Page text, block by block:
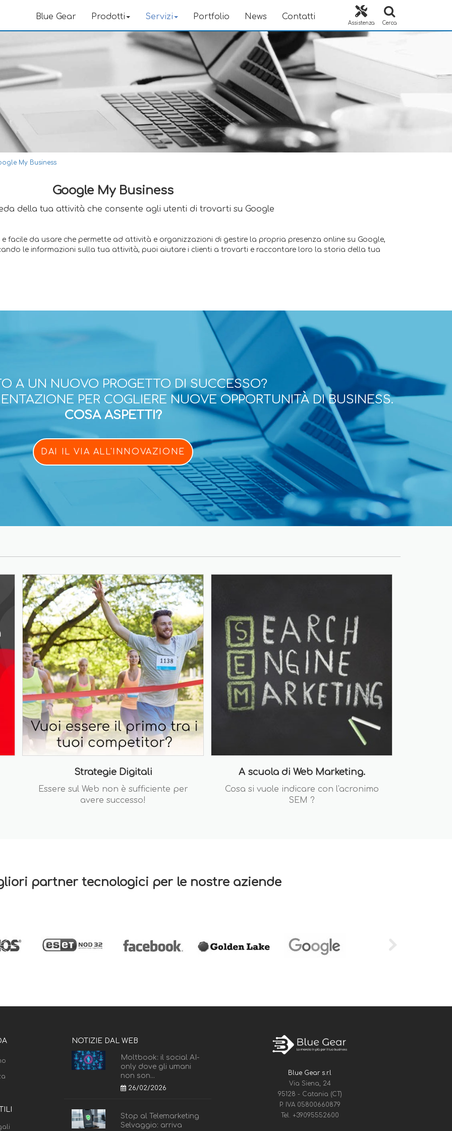
Blue Gear Prodotti Servizi Portfolio News Contatti
Assistenza Cerca
My Business
Google My Business
della tua attività che consente agli utenti di trovarti su Google
facile da usare che permette ad attività e organizzazioni di gestire la propria presenza online su Google,
le informazioni sulla tua attività, puoi aiutare i clienti a trovarti e raccontare loro la storia della tua
A UN NUOVO PROGETTO DI SUCCESSO?
PER COGLIERE NUOVE OPPORTUNITÀ DI BUSINESS.
COSA ASPETTI?
DAI IL VIA ALL'INNOVAZIONE
Strategie Digitali
Essere sul Web non è sufficiente per
avere successo!
A scuola di Web Marketing.
Cosa si vuole indicare con l'acronimo
SEM ?
partner tecnologici per le nostre aziende
NOTIZIE DAL WEB
Moltbook: il social AI-
only dove gli umani
non son...
26/02/2026
Stop al Telemarketing
Selvaggio: arriva
Blue Gear s.r.l
Via Siena, 24
95128 - Catania (CT)
P. IVA 05800660879
Tel. +39095552600